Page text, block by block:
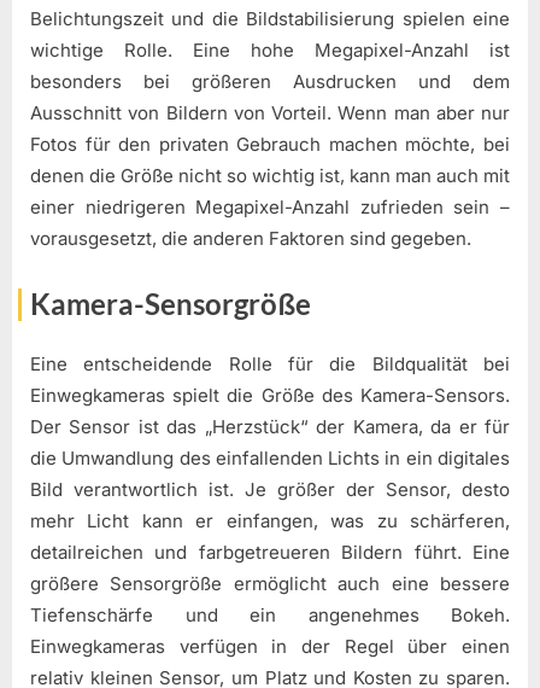
Belichtungszeit und die Bildstabilisierung spielen eine
wichtige Rolle. Eine hohe Megapixel-Anzahl ist
besonders bei größeren Ausdrucken und dem
Ausschnitt von Bildern von Vorteil. Wenn man aber nur
Fotos für den privaten Gebrauch machen möchte, bei
denen die Größe nicht so wichtig ist, kann man auch mit
einer niedrigeren Megapixel-Anzahl zufrieden sein –
vorausgesetzt, die anderen Faktoren sind gegeben.
Kamera-Sensorgröße
Eine entscheidende Rolle für die Bildqualität bei
Einwegkameras spielt die Größe des Kamera-Sensors.
Der Sensor ist das „Herzstück“ der Kamera, da er für
die Umwandlung des einfallenden Lichts in ein digitales
Bild verantwortlich ist. Je größer der Sensor, desto
mehr Licht kann er einfangen, was zu schärferen,
detailreichen und farbgetreueren Bildern führt. Eine
größere Sensorgröße ermöglicht auch eine bessere
Tiefenschärfe und ein angenehmes Bokeh.
Einwegkameras verfügen in der Regel über einen
relativ kleinen Sensor, um Platz und Kosten zu sparen.